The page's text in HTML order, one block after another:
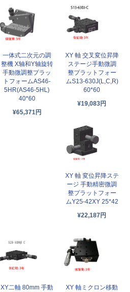
一体式二次元の調
整機 X轴和Y轴旋转
手動微調整プラッ
トフォームAS46-
5HR(AS46-5HL)
40*60
¥65,371円
XY 軸 交叉変位昇降
ステージ手動微調
整プラットフォー
ムS13-630J(L,C,R)
60*60
¥19,083円
XY 軸 変位昇降ステ
ージ 手動精密微調
整プラットフォー
ムY25-42XY 25*42
¥22,187円
XY二軸 80mm 手動
XY 軸ミクロン移動